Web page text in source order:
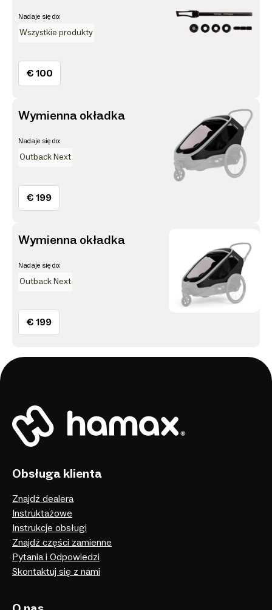
Nadaje się do:
Wszystkie produkty
€ 100
Wymienna okładka
Nadaje się do:
Outback Next
€ 199
Wymienna okładka
Nadaje się do:
Outback Next
€ 199
Obsługa klienta
Znajdź dealera
Instruktażowe
Instrukcje obsługi
Znajdź części zamienne
Pytania i Odpowiedzi
Skontaktuj się z nami